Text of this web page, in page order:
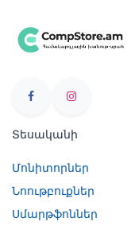
Տեսականի
Մոնիտորներ
Նոութբուքներ
Սմարթֆոններ